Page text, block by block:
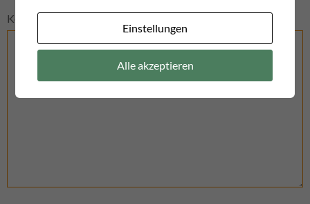
Kommentar
Einstellungen
Alle akzeptieren